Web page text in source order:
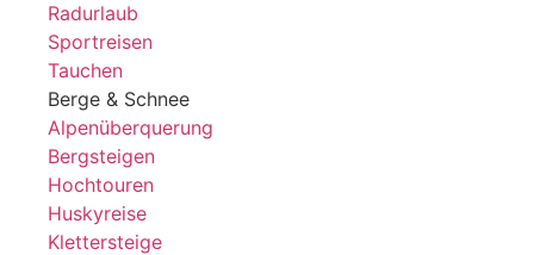
Radurlaub
Sportreisen
Tauchen
Berge & Schnee
Alpenüberquerung
Bergsteigen
Hochtouren
Huskyreise
Klettersteige